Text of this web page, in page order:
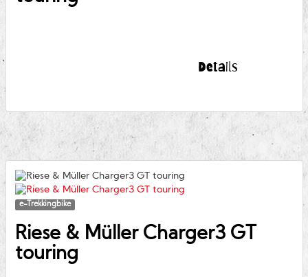
Details
e-Trekkingbike
Riese & MüllerCharger3 GT
touring